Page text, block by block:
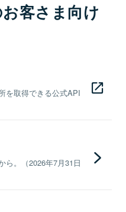
客さま向け
を取得できる公式API
ら。（2026年7月31日